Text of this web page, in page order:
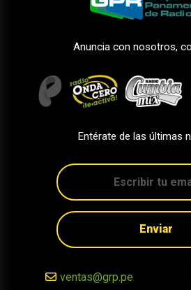
Anuncia con nosotros,
Entérate de las últimas
Enviar
ventas@grp.pe